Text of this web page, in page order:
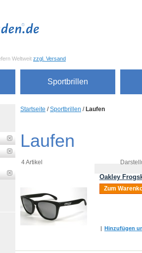
Weltweit zzgl. Versand
Sportbrillen
Startseite /Sportbrillen / Laufen
Laufen
4 Artikel
Oakley
Zum
| Hinzufügen